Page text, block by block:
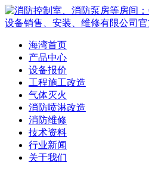
海湾首页
产品中心
设备报价
工程施工改造
气体灭火
消防喷淋改造
消防维修
技术资料
行业新闻
关于我们